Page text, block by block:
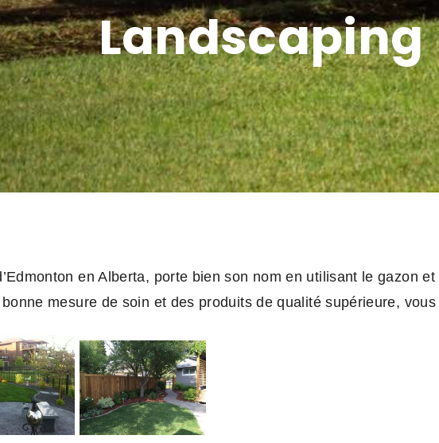
Landscaping
en Alberta, porte bien son nom en utilisant le gazon
mesure de soin et des produits de qualité supérieure,